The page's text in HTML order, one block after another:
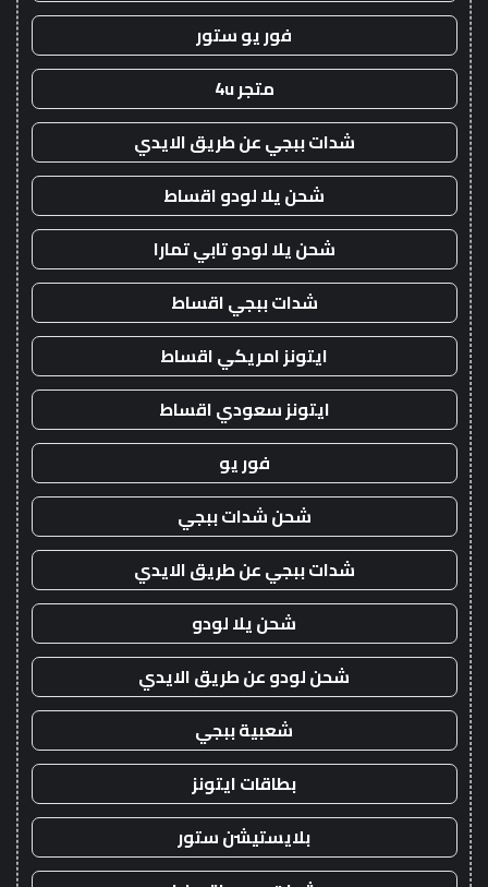
فور يو ستور
متجر 4u
شدات ببجي عن طريق الايدي
شحن يلا لودو اقساط
شحن يلا لودو تابي تمارا
شدات ببجي اقساط
ايتونز امريكي اقساط
ايتونز سعودي اقساط
فور يو
شحن شدات ببجي
شدات ببجي عن طريق الايدي
شحن يلا لودو
شحن لودو عن طريق الايدي
شعبية ببجي
بطاقات ايتونز
بلايستيشن ستور